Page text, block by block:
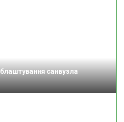
санвузла